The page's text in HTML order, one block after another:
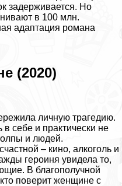
задерживается. Но
в 100 млн.
адаптация романа
(2020)
личную трагедию.
себе и пpaктически не
и людей.
– кино, алкоголь и
героиня увидела то,
В благополучной
поверит женщине с